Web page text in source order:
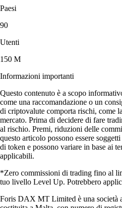
Paesi
90
Utenti
150 M
Informazioni importanti
Questo contenuto è a scopo
come una raccomandazione o un
di criptovalute comporta rischi, come
mercato. Prima di decidere di fare
al rischio. Premi, riduzioni delle
questo articolo possono essere
di token e possono variare in base ai
applicabili.
*Zero commissioni di trading fino al
tuo livello Level Up. Potrebbero
Foris DAX MT Limited è una società